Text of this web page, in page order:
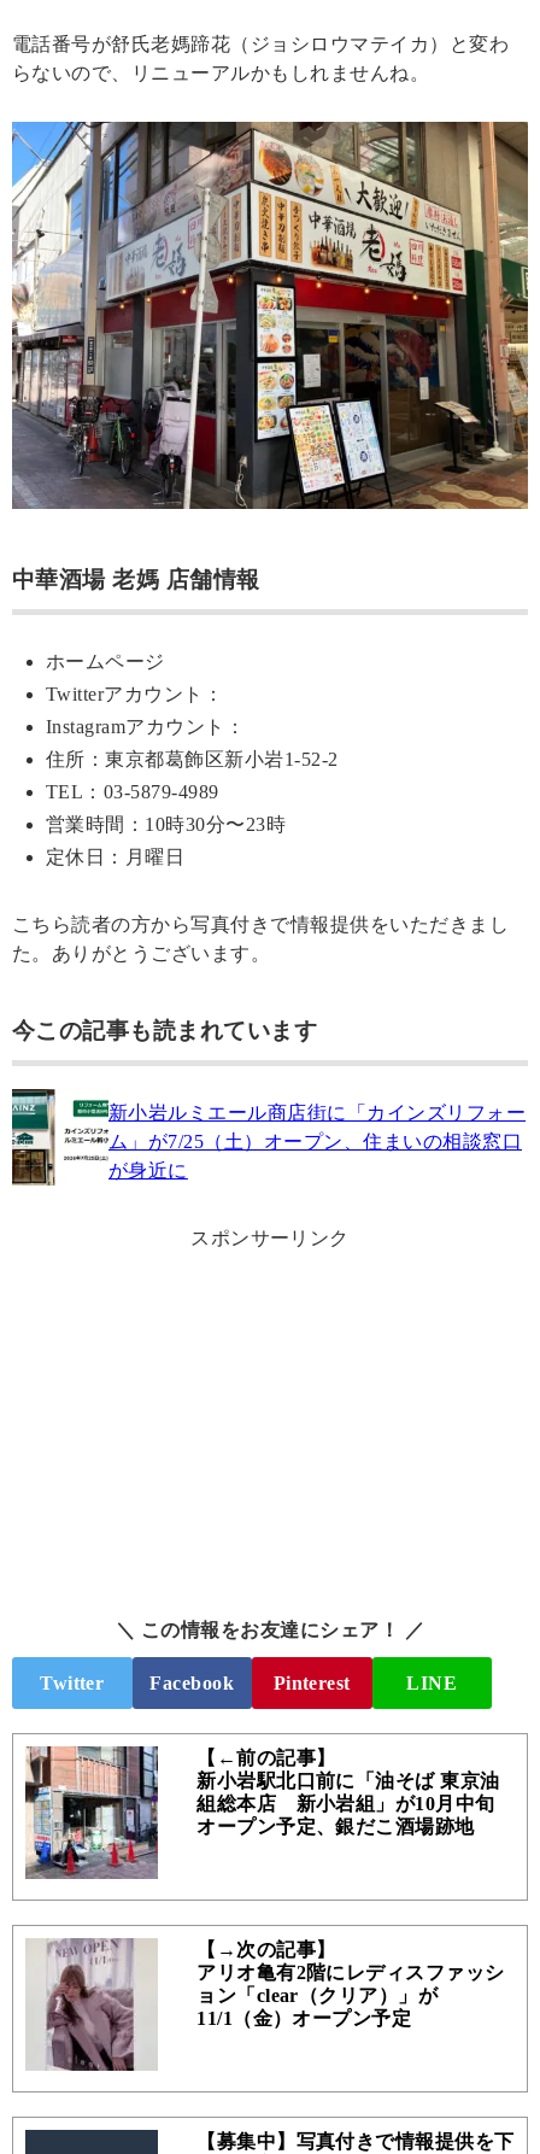
電話番号が舒氏老媽蹄花（ジョシロウマテイカ）と変わ
らないので、リニューアルかもしれませんね。
中華酒場 老媽 店舗情報
ホームページ
Twitterアカウント：
Instagramアカウント：
住所：東京都葛飾区新小岩1-52-2
TEL：03-5879-4989
営業時間：10時30分〜23時
定休日：月曜日
こちら読者の方から写真付きで情報提供をいただきまし
た。ありがとうございます。
今この記事も読まれています
新小岩ルミエール商店街に「カインズリフォー
ム」が7/25（土）オープン、住まいの相談窓口
が身近に
スポンサーリンク
＼ この情報をお友達にシェア！ ／
Twitter Facebook Pinterest LINE
【←前の記事】
新小岩駅北口前に「油そば 東京油
組総本店 新小岩組」が10月中旬
オープン予定、銀だこ酒場跡地
【→次の記事】
アリオ亀有2階にレディスファッシ
ョン「clear（クリア）」が
11/1（金）オープン予定
【募集中】写真付きで情報提供を下